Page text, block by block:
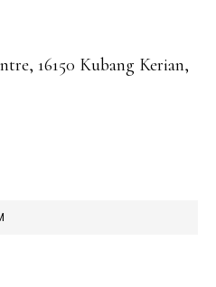
16150 Kubang Kerian,